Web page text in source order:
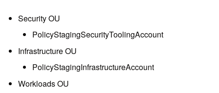
Security OU
PolicyStagingSecurityToolingAccount
Infrastructure OU
PolicyStagingInfrastructureAccount
Workloads OU